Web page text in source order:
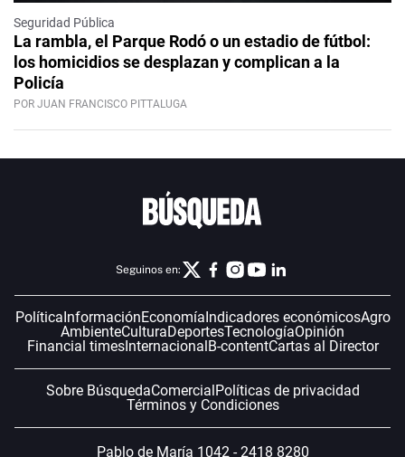
Seguridad Pública
La rambla, el Parque Rodó o un estadio de fútbol:
los homicidios se desplazan y complican a la
Policía
POR JUAN FRANCISCO PITTALUGA
Seguinos en:
PolíticaInformaciónEconomíaIndicadores económicosAgro
AmbienteCulturaDeportesTecnologíaOpinión
Financial timesInternacionalB-contentCartas al Director
Sobre BúsquedaComercialPolíticas de privacidad
Términos y Condiciones
Pablo de María 1042 - 2418 8280